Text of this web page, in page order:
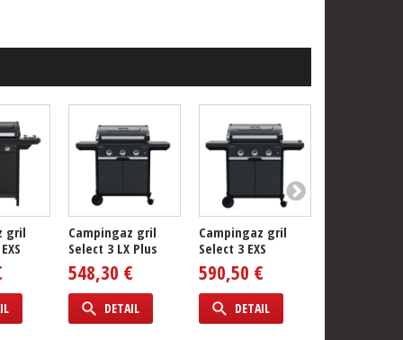
gril
Campingaz gril
Select 3 LX Plus
548,30 €
DETAIL
Campingaz gril
Select 3 EXS
590,50 €
DETAIL